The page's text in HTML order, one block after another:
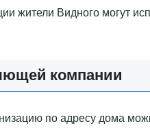
жители Видного могут
компании
по адресу дома